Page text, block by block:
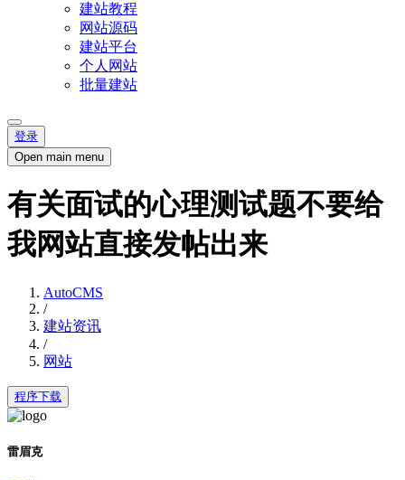
建站教程
网站源码
建站平台
个人网站
批量建站
登录
Open main menu
有关面试的心理测试题不要给
我网站直接发帖出来
AutoCMS
/
建站资讯
/
网站
程序下载
雷眉克